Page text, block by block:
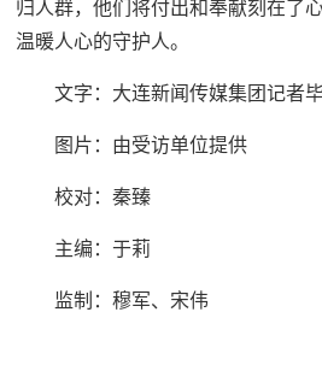
归人群，他们将付出和奉献刻在了
温暖人心的守护人。
文字：大连新闻传媒集团记者
图片：由受访单位提供
校对：秦臻
主编：于莉
监制：穆军、宋伟